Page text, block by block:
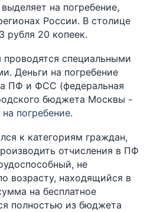
на погребение,
России. В столице
рубля 20 копеек.
специальными
Деньги на погребение
ПФ и ФСС (федеральная
бюджета Москвы -
погребение.
к категориям граждан,
отчисления в ПФ
не
возрасту, находящийся в
на бесплатное
полностью из бюджета